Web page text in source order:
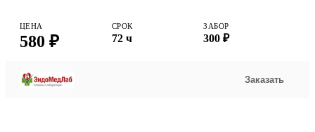
ЦЕНА
580 ₽
СРОК
72 ч
ЗАБОР
300 ₽
Заказать